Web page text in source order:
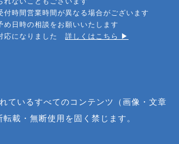
時間営業時間が異なる場合がございます
日時の相談をお願いいたします
応になりました 詳しくはこちら ▶︎
ているすべてのコンテンツ（画像・文章
載・無断使用を固く禁じます。